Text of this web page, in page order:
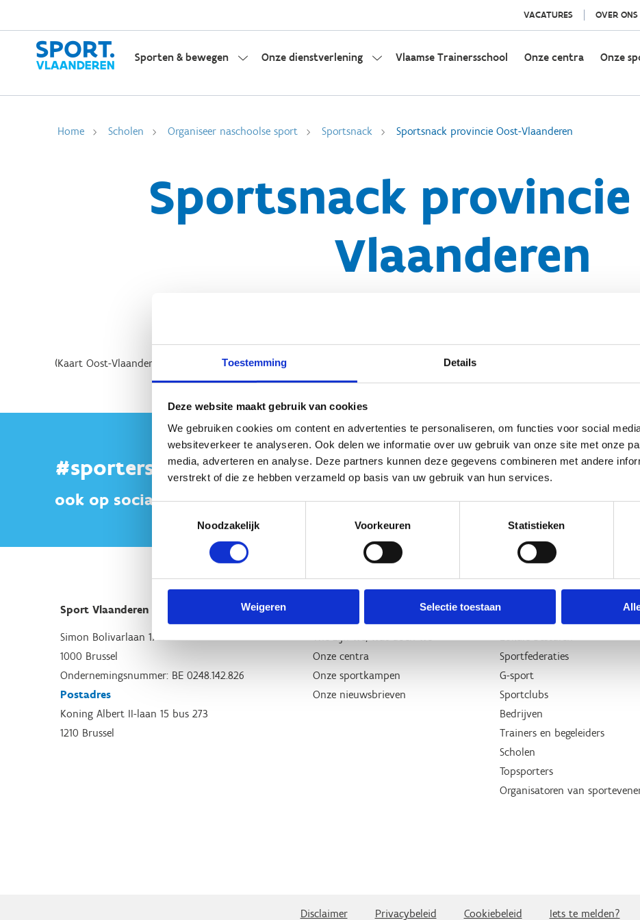
Toestemming Details
Deze website maakt gebruik van cookies
We gebruiken cookies om content en advertenties te personaliseren, om functies voor social
websiteverkeer te analyseren. Ook delen we informatie over uw gebruik van onze site met onze
media, adverteren en analyse. Deze partners kunnen deze gegevens combineren met andere
verstrekt of die ze hebben verzameld op basis van uw gebruik van hun services.
Toestemmingsselectie
Noodzakelijk
Voorkeuren Statistieken
Weigeren Selectie toestaan
VACATURES OVER ONS
Sporten & bewegen Onze dienstverlening Vlaamse Trainersschool Onze centra Onze
Home Scholen Organiseer naschoolse sport Sportsnack Sportsnack provincie Oost-Vlaanderen
Sportsnack
Vlaanderen
(Kaart Oost-Vlaanderen toevoegen)
#sportersbelevenmeer
ook op sociale media
Sport Vlaanderen Hoofdzetel
Simon Bolivarlaan 17
1000 Brussel
Ondernemingsnummer: BE 0248.142.826
Postadres
Koning Albert II-laan 15 bus 273
1210 Brussel
Wie zijn we, wat doen we
Onze centra
Onze sportkampen
Onze nieuwsbrieven
Wij ondersteunen
Lokale besturen
Sportfederaties
G-sport
Sportclubs
Bedrijven
Trainers en begeleiders
Scholen
Topsporters
Organisatoren van
Disclaimer Privacybeleid Cookiebeleid Iets te melden?